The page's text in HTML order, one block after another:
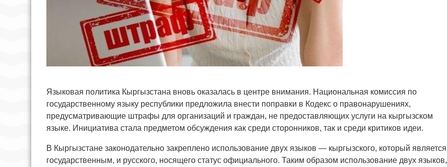
Языковая политика Кыргызстана вновь оказалась в центре внимания. Национальная комиссия по
государственному языку республики предложила внести поправки в Кодекс о правонарушениях,
предусматривающие штрафы для организаций и граждан, не предоставляющих услуги на кыргызском
языке. Инициатива стала предметом обсуждения как среди сторонников, так и среди критиков идеи.
В Кыргызстане законодательно закреплено использование двух языков — кыргызского, который является
государственным, и русского, носящего статус официального. Таким образом использование двух языков,